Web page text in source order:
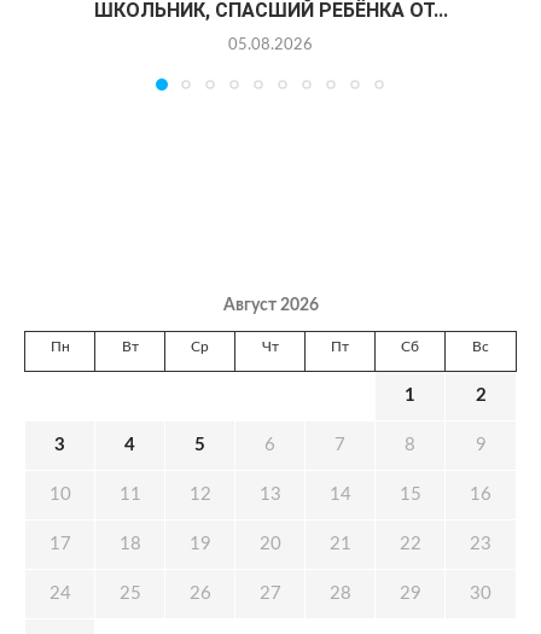
ШКОЛЬНИК, СПАСШИЙ РЕБЁНКА ОТ...
05.08.2026
Август 2026
Пн Вт Ср Чт Пт Сб Вс
1 2
3 4 5 6 7 8 9
10 11 12 13 14 15 16
17 18 19 20 21 22 23
24 25 26 27 28 29 30